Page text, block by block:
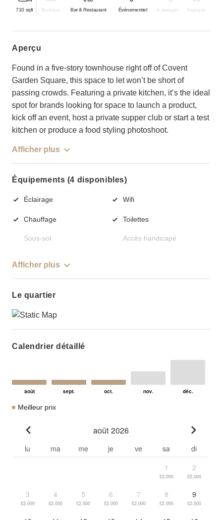
710 sqft Boutique Bar & Restaurant Événementiel À partager Atypique
aperçu
Found in a five-story townhouse right off of Covent
Garden Square, this space to let won’t be short of
passing crowds. Featuring a private kitchen, it’s the ideal
spot for brands looking for space to launch a product,
kick off an event, host a private supper club or start a test
kitchen or produce a food styling photoshoot.
Afficher plus
Équipements (4 disponibles)
Éclairage Wifi
Chauffage Toilettes
Sous-sol Accès handicapé
Afficher plus
Le quartier
Calendrier détaillé
Meilleur prix
août 2026
lu ma me je ve sa
di
1
£2,000
2
£2,000
3
£2,000
4
£2,000
5
£2,000
6
£2,000
7
£2,000
8
£2,000
9
£2,000